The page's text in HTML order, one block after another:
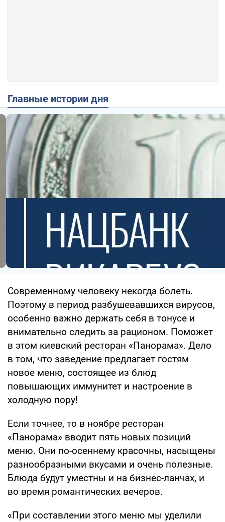
Главные истории дня
Современному человеку некогда болеть.
Поэтому в период разбушевавшихся вирусов,
особенно важно держать себя в тонусе и
внимательно следить за рационом. Поможет
в этом киевский ресторан «Панорама». Дело
в том, что заведение предлагает гостям
новое меню, состоящее из блюд
повышающих иммунитет и настроение в
холодную пору!
Если точнее, то в ноябре ресторан
«Панорама» вводит пять новых позиций
меню. Они по-осеннему красочны, насыщены
разнообразными вкусами и очень полезные.
Блюда будут уместны и на бизнес-ланчах, и
во время романтических вечеров.
«При составлении этого меню мы уделили